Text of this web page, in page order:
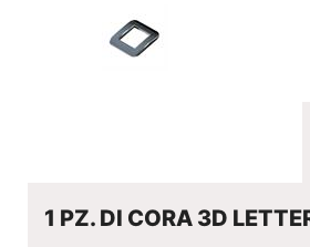
1 PZ. DI CORA 3D